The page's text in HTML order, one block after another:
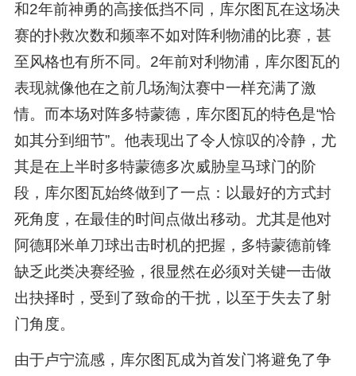
和2年前神勇的高接低挡不同，库尔图瓦在这场决
赛的扑救次数和频率不如对阵利物浦的比赛，甚
至风格也有所不同。2年前对利物浦，库尔图瓦的
表现就像他在之前几场淘汰赛中一样充满了激
情。而本场对阵多特蒙德，库尔图瓦的特色是“恰
如其分到细节”。他表现出了令人惊叹的冷静，尤
其是在上半时多特蒙德多次威胁皇马球门的阶
段，库尔图瓦始终做到了一点：以最好的方式封
死角度，在最佳的时间点做出移动。尤其是他对
阿德耶米单刀球出击时机的把握，多特蒙德前锋
缺乏此类决赛经验，很显然在必须对关键一击做
出抉择时，受到了致命的干扰，以至于失去了射
门角度。
由于卢宁流感，库尔图瓦成为首发门将避免了争